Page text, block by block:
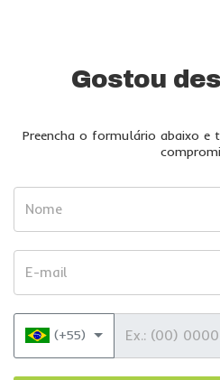
Gostou
Preencha o formulário abaixo e
(+55)